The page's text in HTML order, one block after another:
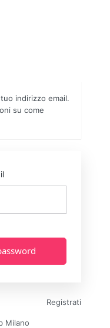
indirizzo email.
su come
Registrati
Milano